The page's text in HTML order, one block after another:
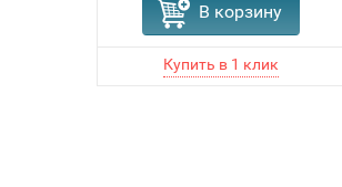
В корзину